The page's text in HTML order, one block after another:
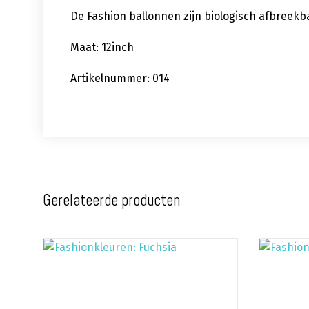
De Fashion ballonnen zijn biologisch
Maat: 12inch
Artikelnummer: 014
Gerelateerde producten